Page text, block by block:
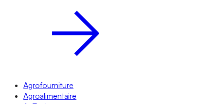
Agrofourniture
Agroalimentaire